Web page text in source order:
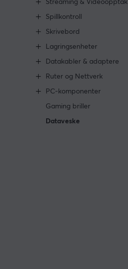
Streaming & Videoopptak
Spillkontroll
Skrivebord
Lagringsenheter
Datakabler & adaptere
Ruter og Nettverk
PC-komponenter
Gaming briller
Dataveske